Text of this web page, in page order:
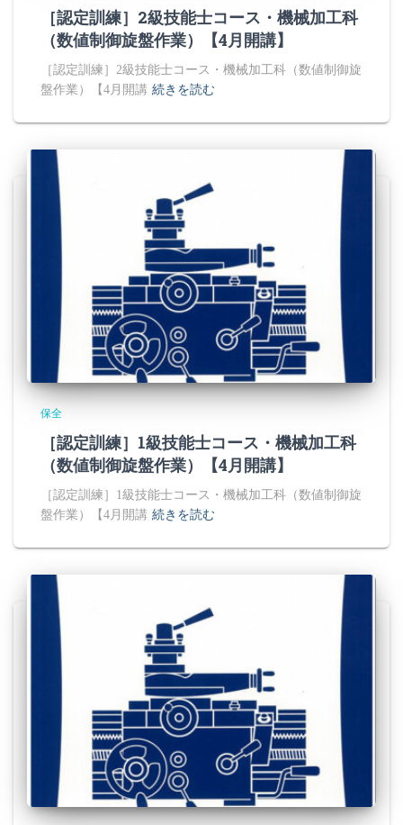
［認定訓練］2級技能士コース・機械加工科
（数値制御旋盤作業）【4月開講】
［認定訓練］2級技能士コース・機械加工科（数値制御旋
盤作業）【4月開講 続きを読む
保全
［認定訓練］1級技能士コース・機械加工科
（数値制御旋盤作業）【4月開講】
［認定訓練］1級技能士コース・機械加工科（数値制御旋
盤作業）【4月開講 続きを読む